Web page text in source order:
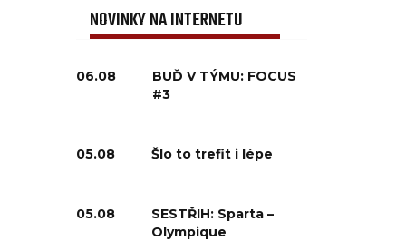
NOVINKY NA INTERNETU
06.08
BUĎ V TÝMU: FOCUS
#3
05.08 Šlo to trefit i lépe
05.08
SESTŘIH: Sparta –
Olympique